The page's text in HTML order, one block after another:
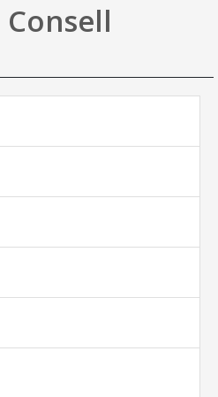
Ajuda